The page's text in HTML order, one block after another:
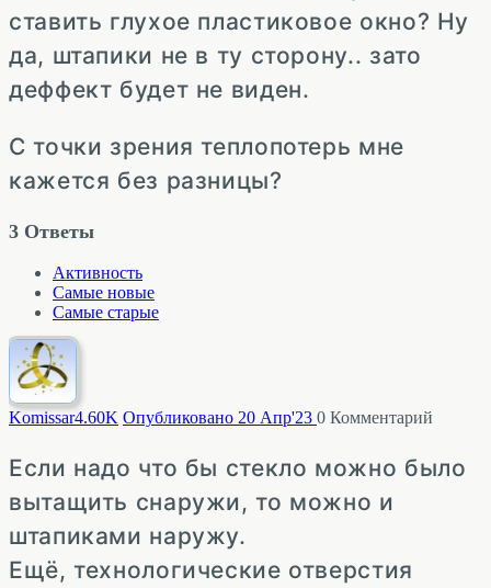
ставить глухое пластиковое окно? Ну
да, штапики не в ту сторону.. зато
деффект будет не виден.
С точки зрения теплопотерь мне
кажется без разницы?
3 Ответы
Активность
Самые новые
Самые старые
Komissar4.60K Опубликовано 20 Апр'23 0 Комментарий
Если надо что бы стекло можно было
вытащить снаружи, то можно и
штапиками наружу.
Ещё, технологические отверстия